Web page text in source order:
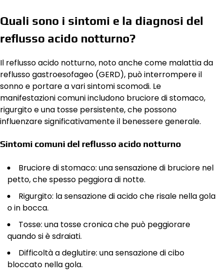
Quali sono i sintomi e la diagnosi del
reflusso acido notturno?
Il reflusso acido notturno, noto anche come malattia da
reflusso gastroesofageo (GERD), può interrompere il
sonno e portare a vari sintomi scomodi. Le
manifestazioni comuni includono bruciore di stomaco,
rigurgito e una tosse persistente, che possono
influenzare significativamente il benessere generale.
Sintomi comuni del reflusso acido notturno
Bruciore di stomaco: una sensazione di bruciore nel
petto, che spesso peggiora di notte.
Rigurgito: la sensazione di acido che risale nella gola
o in bocca.
Tosse: una tosse cronica che può peggiorare
quando si è sdraiati.
Difficoltà a deglutire: una sensazione di cibo
bloccato nella gola.